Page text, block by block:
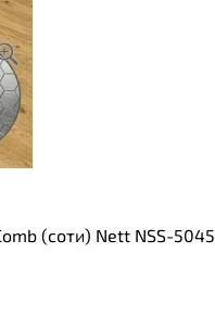
(соти) Nett NSS-5045